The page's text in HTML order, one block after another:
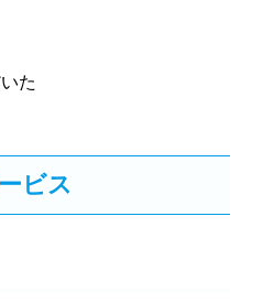
た
ビス